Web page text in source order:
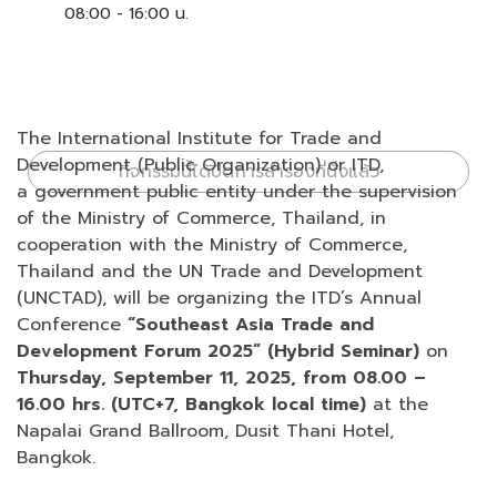
08:00 - 16:00 น.
กิจกรรมนี้ได้ปิดการสำรองที่นั่งแล้ว
The International Institute for Trade and
Development (Public Organization) or ITD,
a government public entity under the supervision
of the Ministry of Commerce, Thailand, in
cooperation with the Ministry of Commerce,
Thailand and the UN Trade and Development
(UNCTAD), will be organizing the ITD’s Annual
Conference “Southeast Asia Trade and
Development Forum 2025” (Hybrid Seminar) on
Thursday, September 11, 2025, from 08.00 –
16.00 hrs. (UTC+7, Bangkok local time) at the
Napalai Grand Ballroom, Dusit Thani Hotel,
Bangkok.